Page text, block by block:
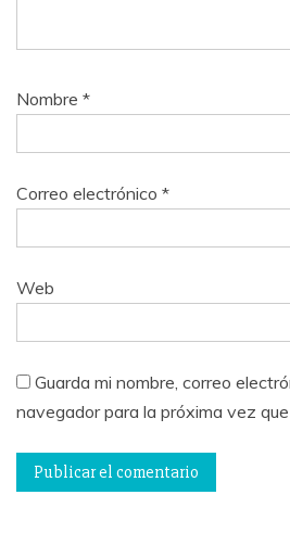
Nombre *
Correo electrónico *
Web
Guarda mi nombre, correo
navegador para la próxima vez